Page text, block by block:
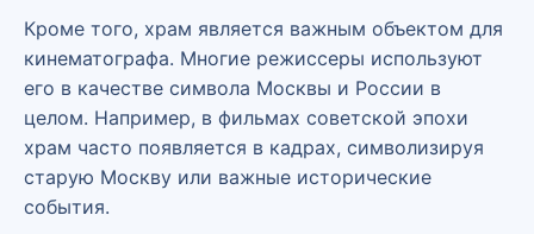
Кроме того, храм является важным объектом для
кинематографа. Многие режиссеры используют
его в качестве символа Москвы и России в
целом. Например, в фильмах советской эпохи
храм часто появляется в кадрах, символизируя
старую Москву или важные исторические
события.